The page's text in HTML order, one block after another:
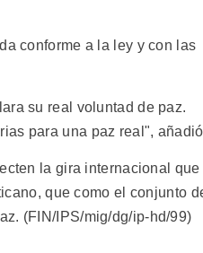
conforme a la ley y con las
su real voluntad de paz.
para una paz real",
la gira internacional que
que como el conjunto
(FIN/IPS/mig/dg/ip-hd/99)